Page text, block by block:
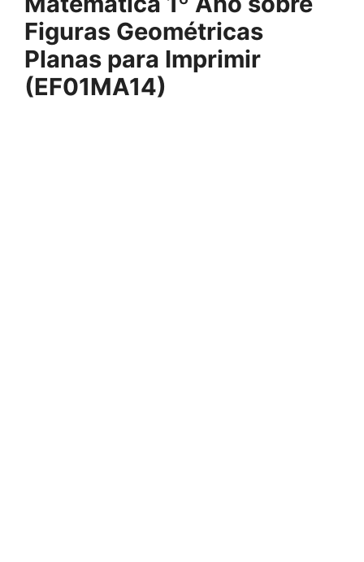
Figuras Geométricas
Planas para Imprimir
(EF01MA14)